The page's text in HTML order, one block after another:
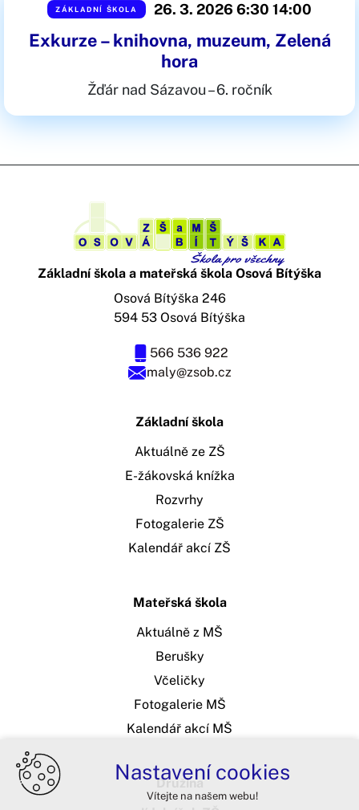
ZÁKLADNÍ ŠKOLA 26. 3. 2026 6:30 14:00
Exkurze – knihovna, muzeum, Zelená
hora
Žďár nad Sázavou – 6. ročník
Základní škola a mateřská škola Osová Bítýška
maly@zsob.cz
566 536 922
Osová Bítýška 246
594 53 Osová Bítýška
Základní škola
Aktuálně ze ZŠ
E-žákovská knížka
Rozvrhy
Fotogalerie ZŠ
Kalendář akcí ZŠ
Mateřská škola
Aktuálně z MŠ
Berušky
Včeličky
Fotogalerie MŠ
Kalendář akcí MŠ
Družina
Nastavení cookies
Vítejte na našem webu!